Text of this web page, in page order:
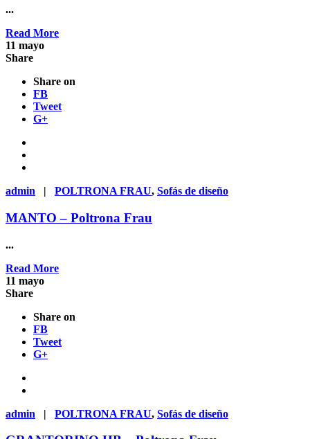
...
Read More
11 mayo
Share
Share on
FB
Tweet
G+
admin | POLTRONA FRAU, Sofás de diseño
MANTO – Poltrona Frau
...
Read More
11 mayo
Share
Share on
FB
Tweet
G+
admin | POLTRONA FRAU, Sofás de diseño